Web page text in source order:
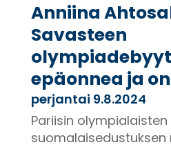
Anniina
Savasteen
epäonnea ja
perjantai 9.8.2024
Pariisin